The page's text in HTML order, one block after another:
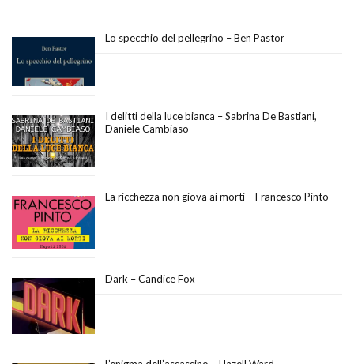
Lo specchio del pellegrino – Ben Pastor
I delitti della luce bianca – Sabrina De Bastiani,
Daniele Cambiaso
La ricchezza non giova ai morti – Francesco Pinto
Dark – Candice Fox